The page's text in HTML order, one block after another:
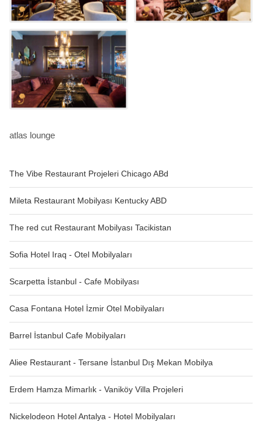
The Vibe Restaurant Projeleri Chicago ABd
Mileta Restaurant Mobilyası Kentucky ABD
The red cut Restaurant Mobilyası Tacikistan
Sofia Hotel Iraq - Otel Mobilyaları
Scarpetta İstanbul - Cafe Mobilyası
Casa Fontana Hotel İzmir Otel Mobilyaları
Barrel İstanbul Cafe Mobilyaları
Aliee Restaurant - Tersane İstanbul Dış Mekan Mobilya
Erdem Hamza Mimarlık - Vaniköy Villa Projeleri
Nickelodeon Hotel Antalya - Hotel Mobilyaları
atlas lounge